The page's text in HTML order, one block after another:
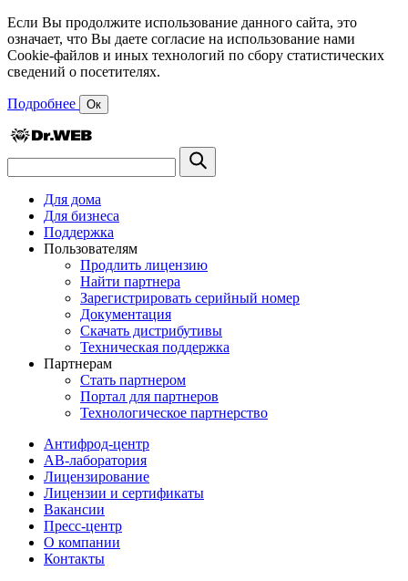
Если Вы продолжите использование данного сайта, это
означает, что Вы даете согласие на использование нами
Cookie-файлов и иных технологий по сбору статистических
сведений о посетителях.
Подробнее Ок
Для дома
Для бизнеса
Поддержка
Пользователям
Продлить лицензию
Найти партнера
Зарегистрировать серийный номер
Документация
Скачать дистрибутивы
Техническая поддержка
Партнерам
Стать партнером
Портал для партнеров
Технологическое партнерство
Антифрод-центр
АВ-лаборатория
Лицензирование
Лицензии и сертификаты
Вакансии
Пресс-центр
О компании
Контакты